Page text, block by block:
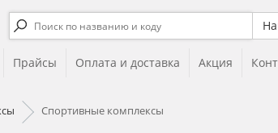
Прайсы Оплата и доставка Акция
Спортивные комплексы